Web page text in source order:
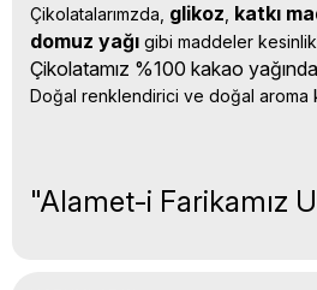
Çikolatalarımzda, glikoz katkı
domuz yağı gibi maddeler
Çikolatamız %100 kakao
Doğal renklendirici ve doğal aroma
"Alamet-i Farikamız